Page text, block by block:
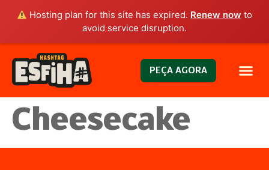
Hosting plan for this site has expired. Renew now to
avoid service disruption.
PEÇA AGORA
Cheesecake